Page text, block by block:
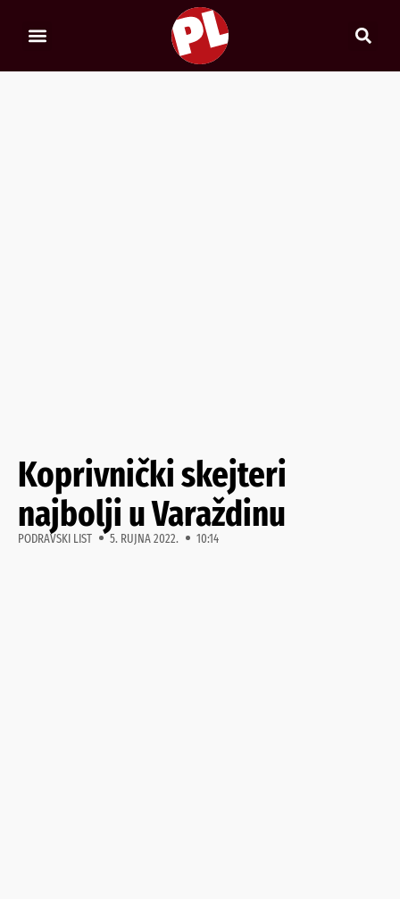
Koprivnički skejteri
najbolji u Varaždinu
PODRAVSKI LIST 5. RUJNA 2022. 10:14